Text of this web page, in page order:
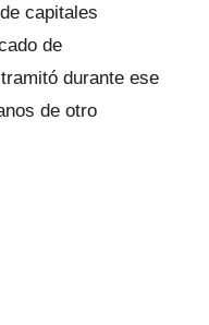
capitales
de
durante ese
de otro